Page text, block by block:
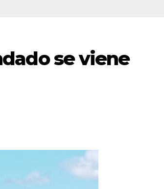
se viene